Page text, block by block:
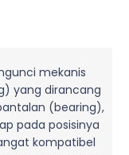
mekanis
yang dirancang
(bearing),
pada posisinya
kompatibel